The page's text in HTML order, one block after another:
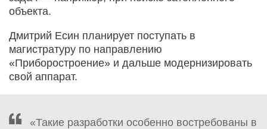
объекта.
Дмитрий Есин планирует поступать в
магистратуру по направлению
«Приборостроение» и дальше модернизировать
свой аппарат.
«Такие разработки особенно востребованы в